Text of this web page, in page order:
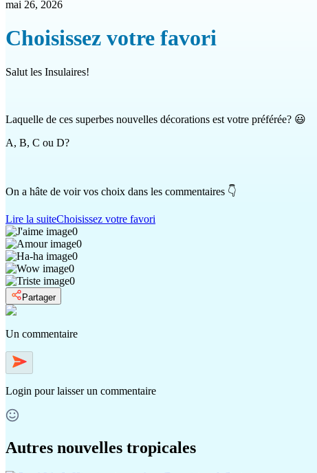
mai 26, 2026
Choisissez votre favori
Salut les Insulaires!
Laquelle de ces superbes nouvelles décorations est votre préférée? 😃
A, B, C ou D?
On a hâte de voir vos choix dans les commentaires 👇
Lire la suiteChoisissez votre favori
0
0
0
0
0
Partager
Un commentaire
Login pour laisser un commentaire
Autres nouvelles tropicales